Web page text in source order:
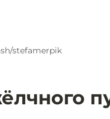
stefamerpik